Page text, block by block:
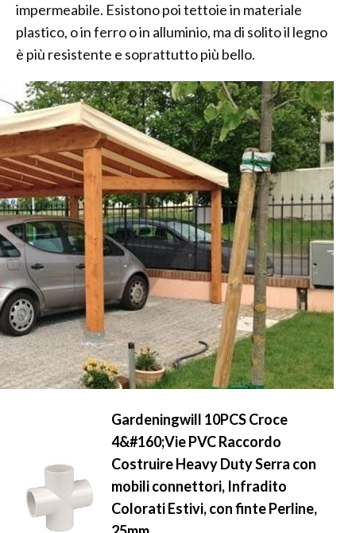
impermeabile. Esistono poi tettoie in materiale
plastico, o in ferro o in alluminio, ma di solito il legno
è più resistente e soprattutto più bello.
Gardeningwill 10PCS Croce
4&#160;Vie PVC Raccordo
Costruire Heavy Duty Serra con
mobili connettori, Infradito
Colorati Estivi, con finte Perline,